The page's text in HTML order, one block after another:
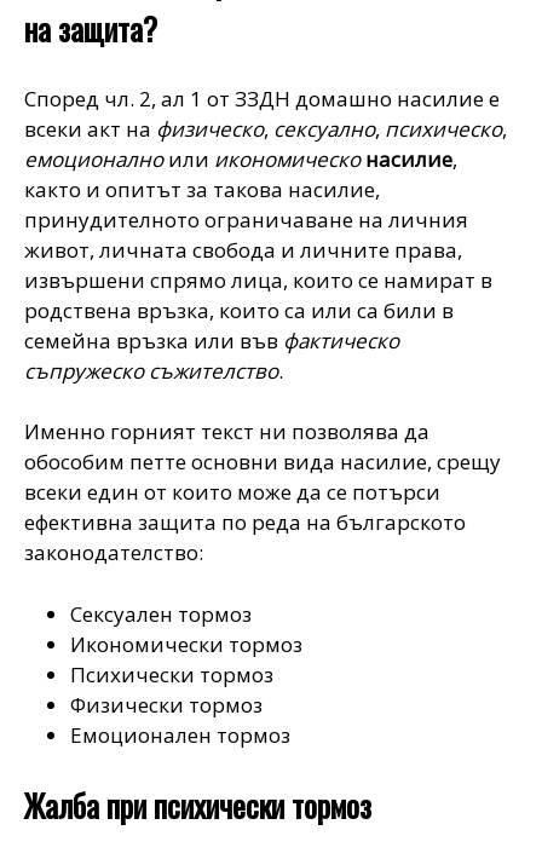
на защита?
Според чл. 2, ал 1 от ЗЗДН домашно насилие е
всеки акт на физическо, сексуално, психическо,
емоционалноили икономическо насилие,
както и опитът за такова насилие,
принудителното ограничаване на личния
живот, личната свобода и личните права,
извършени спрямо лица, които се намират в
родствена връзка, които са или са били в
семейна връзка или във фактическо
съпружеско съжителство.
Именно горният текст ни позволява да
обособим петте основни вида насилие, срещу
всеки един от които може да се потърси
ефективна защита по реда на българското
законодателство:
Сексуален тормоз
Икономически тормоз
Психически тормоз
Физически тормоз
Емоционален тормоз
Жалба при психически тормоз